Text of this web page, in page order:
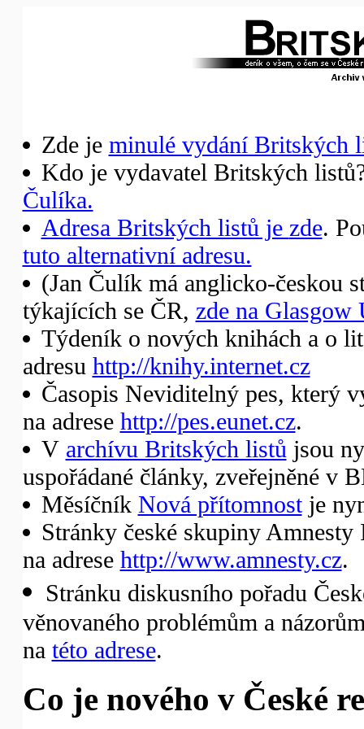
Zde je minulé vydání Britských
Kdo je vydavatel Britských
Čulíka.
Adresa Britských listů je zde.
tuto alternativní adresu.
(Jan Čulík má anglicko-českou
týkajících se ČR, zde na Glasgow
Týdeník o nových knihách a o
adresu http://knihy.internet.cz
Časopis Neviditelný pes, který
na adrese http://pes.eunet.cz.
V archívu Britských listů jsou
uspořádané články, zveřejněné v
Měsíčník Nová přítomnostje
Stránky české skupiny Amnesty
na adrese http://www.amnesty.cz.
Stránku diskusního pořadu
věnovaného problémům a
na této adrese.
Co je nového v České